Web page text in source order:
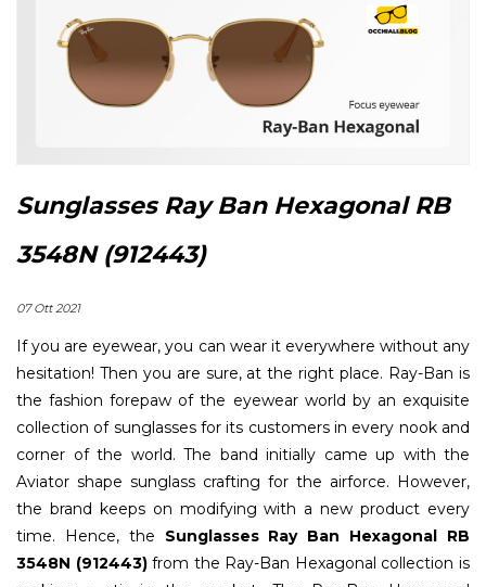
Sunglasses Ray Ban Hexagonal RB
3548N (912443)
07 Ott 2021
If you are eyewear, you can wear it everywhere without any
hesitation! Then you are sure, at the right place. Ray-Ban is
the fashion forepaw of the eyewear world by an exquisite
collection of sunglasses for its customers in every nook and
corner of the world. The band initially came up with the
Aviator shape sunglass crafting for the airforce. However,
the brand keeps on modifying with a new product every
time. Hence, the Sunglasses Ray Ban Hexagonal RB
3548N (912443)from the Ray-Ban Hexagonal collection is